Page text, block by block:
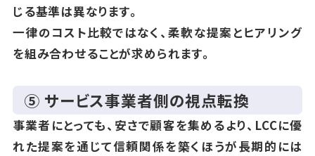
じる基準は異なります。
一律のコスト比較ではなく、柔軟な提案とヒアリング
を組み合わせることが求められます。
⑤ サービス事業者側の視点転換
事業者にとっても、安さで顧客を集めるより、LCCに優
れた提案を通じて信頼関係を築くほうが長期的には